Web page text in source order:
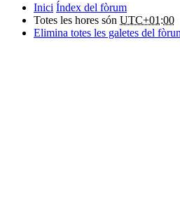
Inici Índex del fòrum
Totes les hores són UTC+01:00
Elimina totes les galetes del